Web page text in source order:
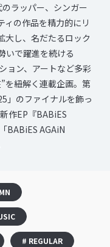
ラッパー、シンガー
ィの作品を精力的にリ
大し、名だたるロック
いで躍進を続ける
ョン、アートなど多彩
を紐解く連載企画。第
」のファイナルを飾っ
作EP『BABiES
BABiES AGAiN
# REGULAR